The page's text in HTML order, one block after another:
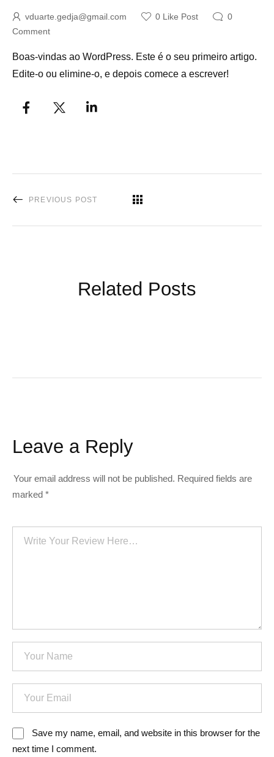
vduarte.gedja@gmail.com 0 Like Post
0
Comment
Boas-vindas ao WordPress. Este é o seu primeiro artigo.
Edite-o ou elimine-o, e depois comece a escrever!
PREVIOUS POST
Related Posts
Leave a Reply
Your email address will not be published. Required fields are
marked *
Save my name, email, and website in this browser for the
next time I comment.